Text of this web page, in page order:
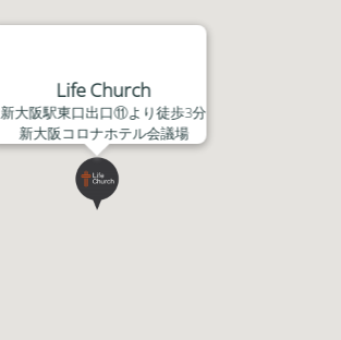
Life Church
新大阪駅東口出口⑪より徒歩3分
新大阪コロナホテル会議場